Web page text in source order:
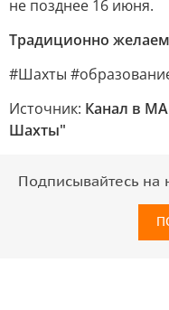
не позднее 16 июня.
Традиционно
#Шахты
Источник: Канал в
Шахты"
Подписывайтесь на